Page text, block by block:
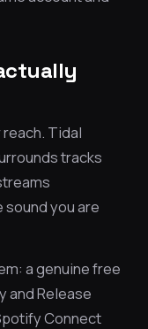
Tidal
tracks
you are
a genuine free
and Release
Connect